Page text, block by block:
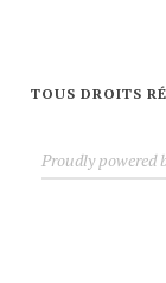
TOUS DROITS
Proudly powered